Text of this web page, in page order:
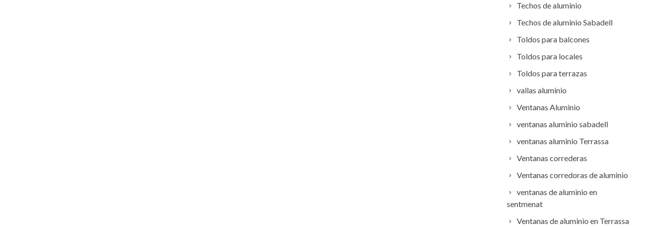
Techos de aluminio
Techos de aluminio Sabadell
Toldos para balcones
Toldos para locales
Toldos para terrazas
vallas aluminio
Ventanas Aluminio
ventanas aluminio sabadell
ventanas aluminio Terrassa
Ventanas correderas
Ventanas corredoras de aluminio
ventanas de aluminio en
sentmenat
Ventanas de aluminio en Terrassa